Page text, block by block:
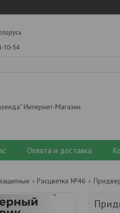
10-54
Интернет-Магазин
Оплата и доставка
Расцветка №46